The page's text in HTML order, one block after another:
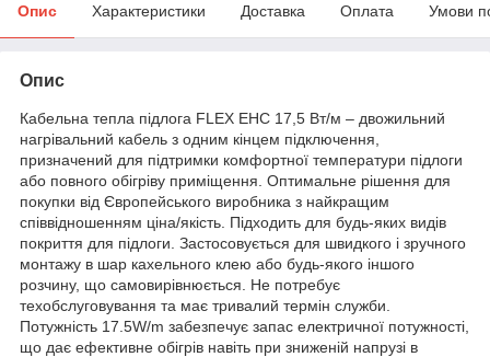
Опис Характеристики Доставка Оплата Умови
Опис
Кабельна тепла підлога FLEX EHC 17,5 Вт/м – двожильний
нагрівальний кабель з одним кінцем підключення,
призначений для підтримки комфортної температури підлоги
або повного обігріву приміщення. Оптимальне рішення для
покупки від Європейського виробника з найкращим
співвідношенням ціна/якість. Підходить для будь-яких видів
покриття для підлоги. Застосовується для швидкого і зручного
монтажу в шар кахельного клею або будь-якого іншого
розчину, що самовирівнюється. Не потребує
техобслуговування та має тривалий термін служби.
Потужність 17.5W/m забезпечує запас електричної потужності,
що дає ефективне обігрів навіть при зниженій напрузі в